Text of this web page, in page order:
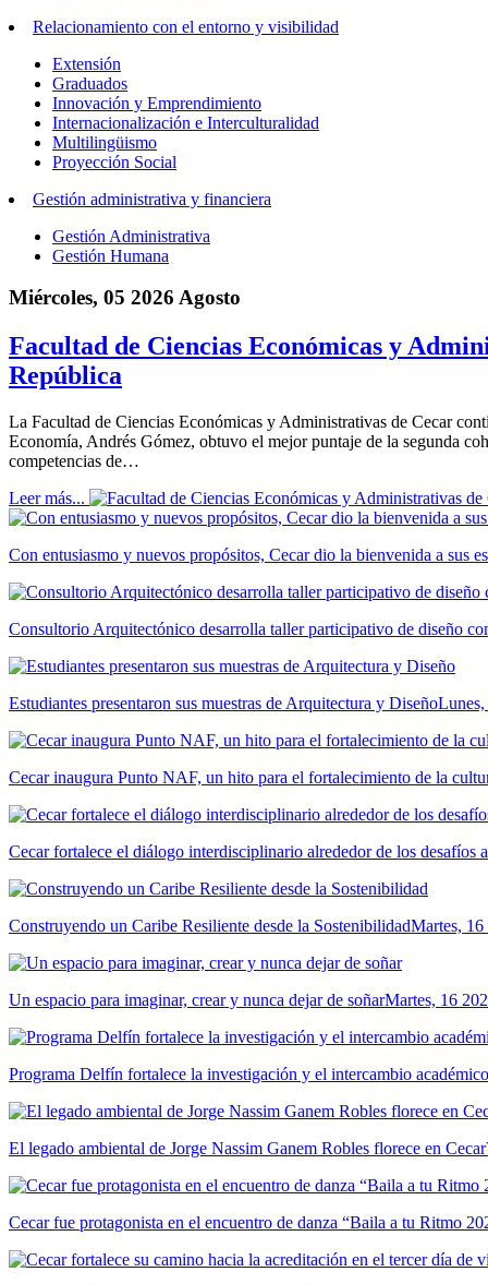
Relacionamiento con el entorno y visibilidad
Extensión
Graduados
Innovación y Emprendimiento
Internacionalización e Interculturalidad
Multilingüismo
Proyección Social
Gestión administrativa y financiera
Gestión Administrativa
Gestión Humana
Miércoles, 05 2026 Agosto
Facultad de Ciencias Económicas y
República
La Facultad de Ciencias Económicas y Administrativas de Cecar
Economía, Andrés Gómez, obtuvo el mejor puntaje de la segunda
competencias de…
Leer más...
Con entusiasmo y nuevos propósitos, Cecar dio la bienvenida a sus
Consultorio Arquitectónico desarrolla taller participativo de diseño
Estudiantes presentaron sus muestras de Arquitectura y Diseño
Cecar inaugura Punto NAF, un hito para el fortalecimiento de la
Cecar fortalece el diálogo interdisciplinario alrededor de los desafíos
Construyendo un Caribe Resiliente desde la SostenibilidadMartes,
Un espacio para imaginar, crear y nunca dejar de soñarMartes, 16
Programa Delfín fortalece la investigación y el intercambio
El legado ambiental de Jorge Nassim Ganem Robles florece en Cecar
Cecar fue protagonista en el encuentro de danza “Baila a tu Ritmo